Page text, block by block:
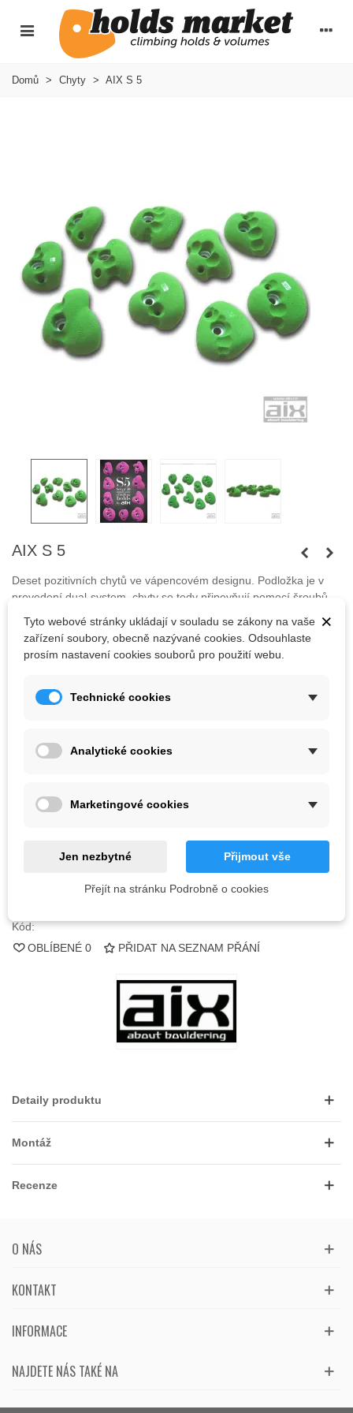
Domů > Chyty > AIX S 5
AIX S 5
Deset pozitivních chytů ve vápencovém designu. Podložka je v
provedení dual-system, chyty se tedy připevňují pomocí šroubů
skladem, jsou dostupné na poptání.
Šrouby nejsou součástí balení.
Barva
Vyprodáno
Kód:
OBLÍBENÉ 0 PŘIDAT NA SEZNAM PŘÁNÍ
Detaily produktu
Montáž
Recenze
O NÁS
KONTAKT
NAJDETE NÁS TAKÉ NA
INFORMACE
×
Tyto webové stránky ukládají v souladu se zákony na vaše
zařízení soubory, obecně nazývané cookies. Odsouhlaste
prosím nastavení cookies souborů pro použití webu.
Technické cookies
Analytické cookies
Marketingové cookies
Jen nezbytné Přijmout vše
Přejít na stránku Podrobně o cookies